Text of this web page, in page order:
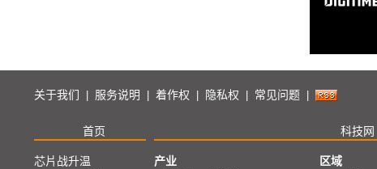
关于我们 服务说明 着作权 隐私权 常见问题
首页 科技网
芯片战升温
产业
区域